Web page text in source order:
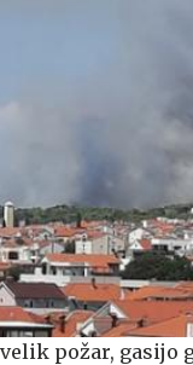
požar, gasijo